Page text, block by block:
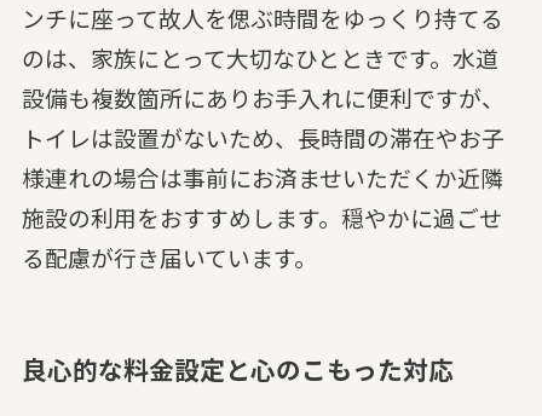
ンチに座って故人を偲ぶ時間をゆっくり持てる
のは、家族にとって大切なひとときです。水道
設備も複数箇所にありお手入れに便利ですが、
トイレは設置がないため、長時間の滞在やお子
様連れの場合は事前にお済ませいただくか近隣
施設の利用をおすすめします。穏やかに過ごせ
る配慮が行き届いています。
良心的な料金設定と心のこもった対応